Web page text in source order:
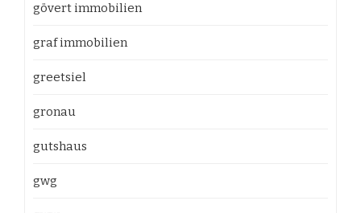
gövert immobilien
graf immobilien
greetsiel
gronau
gutshaus
gwg